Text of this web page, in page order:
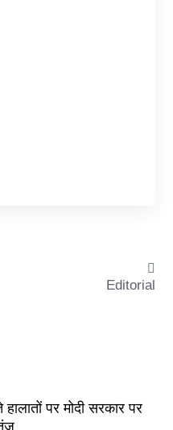
Editorial
हालातों पर मोदी सरकार पर